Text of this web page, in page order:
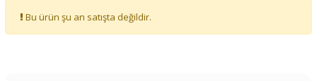
Bu ürün şu an satışta değildir.